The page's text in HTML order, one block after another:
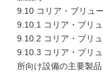
9.10 コリア・ブリュ
9.10.1 コリア・ブリ
9.10.2 コリア・ブリ
9.10.3 コリア・ブリ
所向け設備の主要製